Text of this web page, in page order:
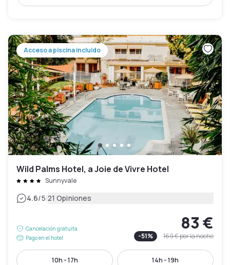
Acceso a piscina incluido
Wild Palms Hotel, a Joie de Vivre Hotel
Sunnyvale
4.6/5|21 Opiniones
Cancelación gratuita
Pago en el hotel
83 €
-51% 169 €por la noche
10h - 17h 14h - 19h